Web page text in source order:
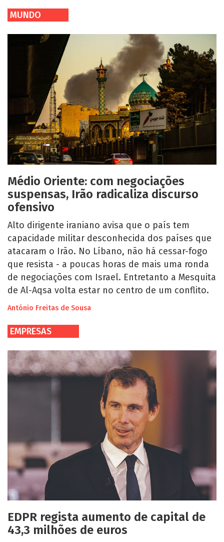
MUNDO
Médio Oriente: com negociações
suspensas, Irão radicaliza discurso
ofensivo
Alto dirigente iraniano avisa que o país tem
capacidade militar desconhecida dos países que
atacaram o Irão. No Líbano, não há cessar-fogo
que resista - a poucas horas de mais uma ronda
de negociações com Israel. Entretanto a Mesquita
de Al-Aqsa volta estar no centro de um conflito.
António Freitas de Sousa
EMPRESAS
EDPR regista aumento de capital de
43,3 milhões de euros